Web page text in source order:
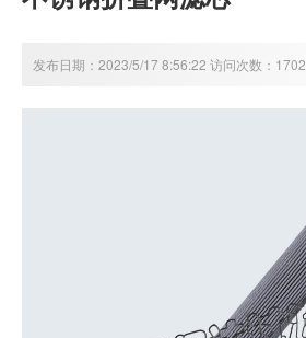
发布日期：2023/5/17 8:56:22 访问次数：1702